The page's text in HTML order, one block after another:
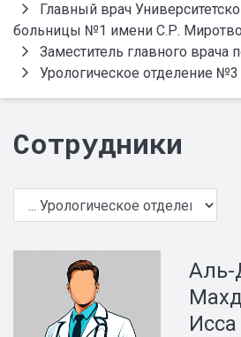
Главный врач
больницы №1 имени С.Р.
Заместитель главного врача
Урологическое отделение №3
Сотрудники
Аль-
Исса